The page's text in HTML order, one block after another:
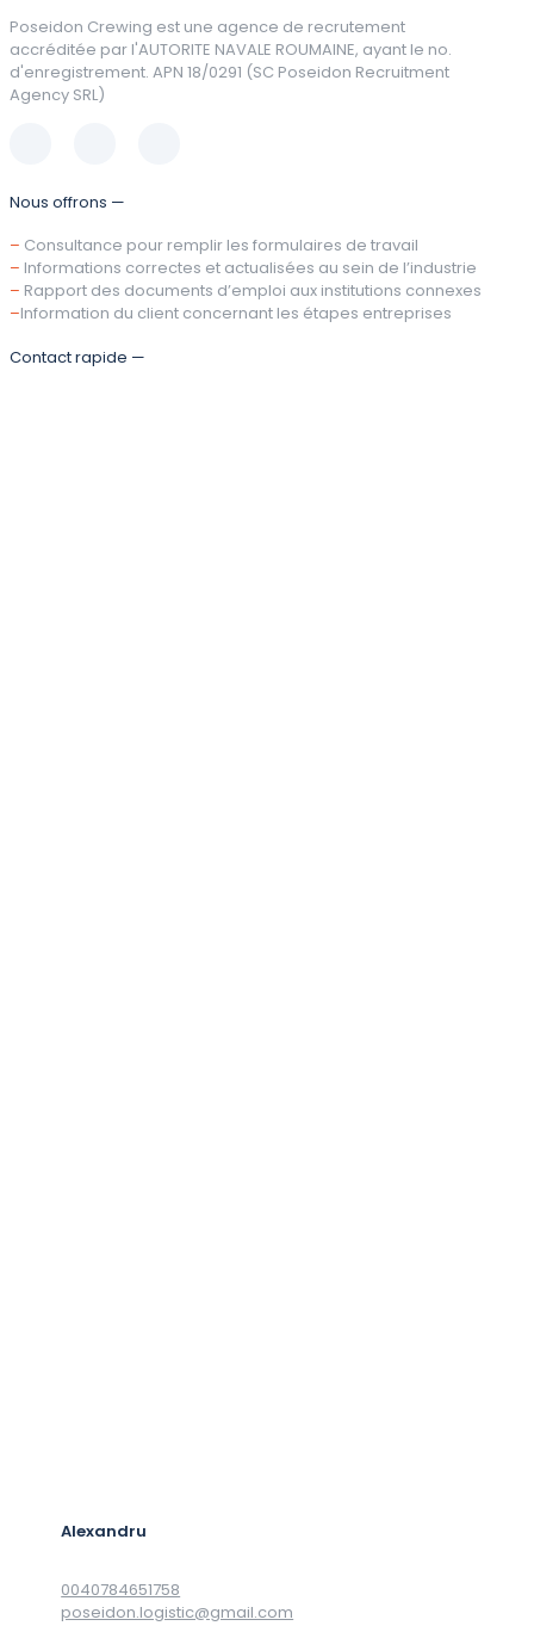
Poseidon Crewing est une agence de recrutement
accréditée par l'AUTORITE NAVALE ROUMAINE, ayant le no.
d'enregistrement. APN 18/0291 (SC Poseidon Recruitment
Agency SRL)
Nous offrons —
– Consultance pour remplir les formulaires de travail
– Informations correctes et actualisées au sein de l’industrie
– Rapport des documents d’emploi aux institutions connexes
–Information du client concernant les étapes entreprises
Contact rapide —
Alexandru
0040784651758
poseidon.logistic@gmail.com